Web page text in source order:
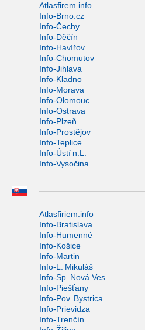
Atlasfirem.info
Info-Brno.cz
Info-Čechy
Info-Děčín
Info-Havířov
Info-Chomutov
Info-Jihlava
Info-Kladno
Info-Morava
Info-Olomouc
Info-Ostrava
Info-Plzeň
Info-Prostějov
Info-Teplice
Info-Ústí n.L.
Info-Vysočina
Atlasfiriem.info
Info-Bratislava
Info-Humenné
Info-Košice
Info-Martin
Info-L. Mikuláš
Info-Sp. Nová Ves
Info-Piešťany
Info-Pov. Bystrica
Info-Prievidza
Info-Trenčín